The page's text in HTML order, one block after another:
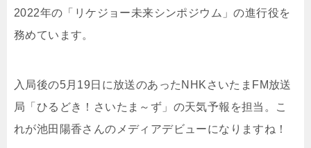
2022年の「リケジョー未来シンポジウム」の進行役を
務めています。
入局後の5月19日に放送のあったNHKさいたまFM放送
局「ひるどき！さいたま～ず」の天気予報を担当。こ
れが池田陽香さんのメディアデビューになりますね！